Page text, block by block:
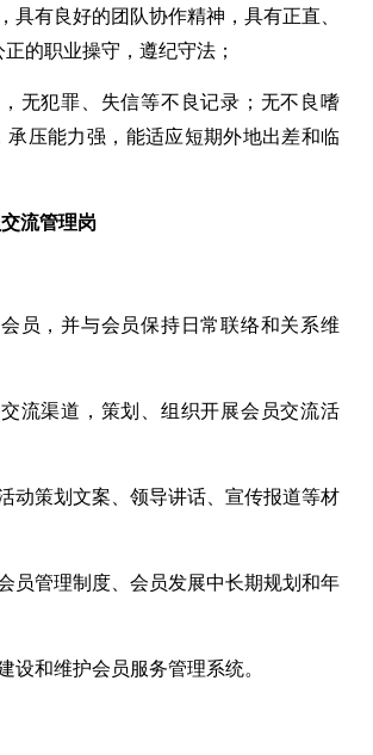
具有良好的团队协作精神，具有正直、
的职业操守，遵纪守法；
无犯罪、失信等不良记录；无不良嗜
承压能力强，能适应短期外地出差和临
交流管理岗
员，并与会员保持日常联络和关系维
流渠道，策划、组织开展会员交流活
动策划文案、领导讲话、宣传报道等材
员管理制度、会员发展中长期规划和年
设和维护会员服务管理系统。